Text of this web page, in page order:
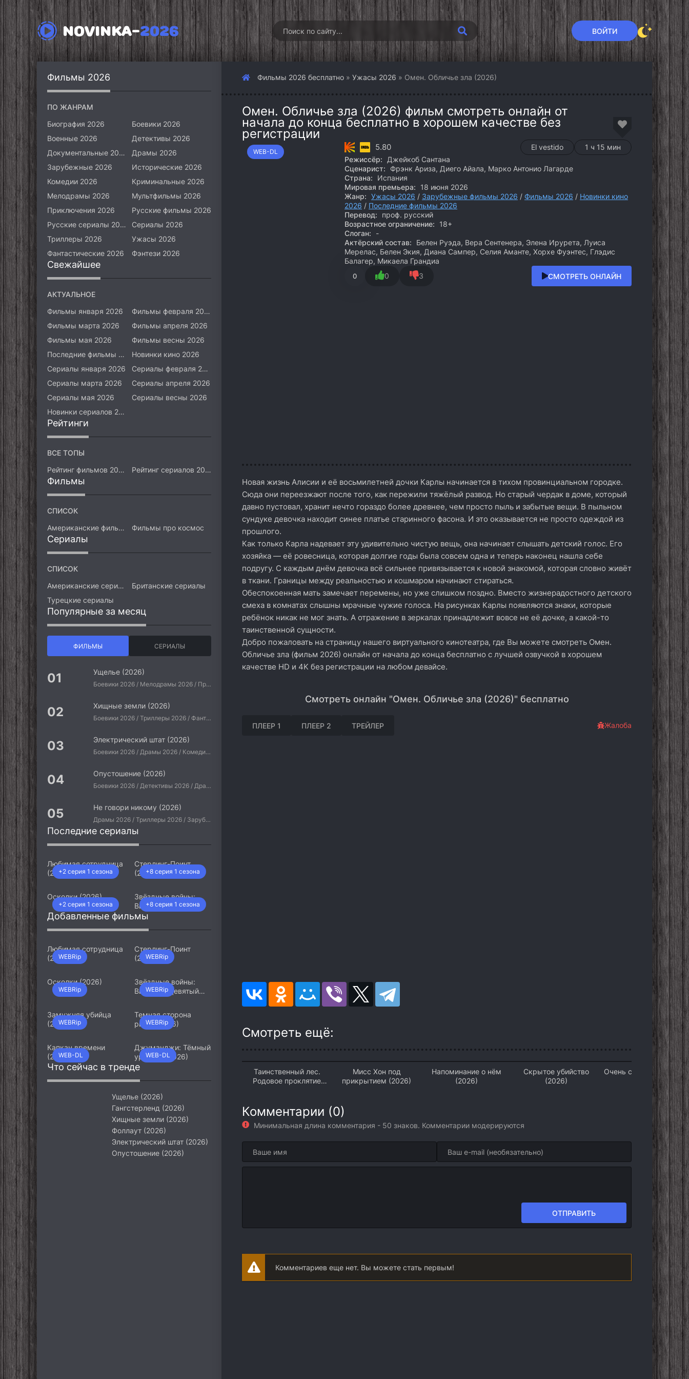
NOVINKA-2026 ВОЙТИ
Фильмы 2026 бесплатно » Ужасы 2026 » Омен. Обличье зла (2026)
Омен. Обличье зла (2026) фильм смотреть онлайн от
начала до конца бесплатно в хорошем качестве без
регистрации
WEB-DL 5.80 El vestido
1 ч 15 мин
Режиссёр:
Джейкоб Сантана
Сценарист:
Фрэнк Ариза, Диего Айала, Марко Антонио Лагарде
Страна:
Испания
Мировая премьера:
18 июня 2026
Жанр: Ужасы 2026 / Зарубежные фильмы 2026 / Фильмы 2026 / Новинки кино
2026 / Последние фильмы 2026
Перевод:
проф. русский
Возрастное ограничение:
18+
Слоган:
-
Актёрский состав:
Белен Руэда, Вера Сентенера, Элена Ирурета, Луиса
Мерелас, Белен Экия, Диана Сампер, Селия Аманте, Хорхе Фуэнтес, Глэдис
Балагер, Микаела Грандиа
0 0 3 СМОТРЕТЬ ОНЛАЙН
Новая жизнь Алисии и её восьмилетней дочки Карлы начинается в тихом провинциальном городке.
Сюда они переезжают после того, как пережили тяжёлый развод. Но старый чердак в доме, который
давно пустовал, хранит нечто гораздо более древнее, чем просто пыль и забытые вещи. В пыльном
сундуке девочка находит синее платье старинного фасона. И это оказывается не просто одеждой из
прошлого.
Как только Карла надевает эту удивительно чистую вещь, она начинает слышать детский голос. Его
хозяйка — её ровесница, которая долгие годы была совсем одна и теперь наконец нашла себе
подругу. С каждым днём девочка всё сильнее привязывается к новой знакомой, которая словно живёт
в ткани. Границы между реальностью и кошмаром начинают стираться.
Обеспокоенная мать замечает перемены, но уже слишком поздно. Вместо жизнерадостного детского
смеха в комнатах слышны мрачные чужие голоса. На рисунках Карлы появляются знаки, которые
ребёнок никак не мог знать. А отражение в зеркалах принадлежит вовсе не её дочке, а какой-то
таинственной сущности.
Добро пожаловать на страницу нашего виртуального кинотеатра, где Вы можете смотреть Омен.
Обличье зла (фильм 2026) онлайн от начала до конца бесплатно с лучшей озвучкой в хорошем
качестве HD и 4K без регистрации на любом девайсе.
Смотреть онлайн "Омен. Обличье зла (2026)" бесплатно
ПЛЕЕР 1 ПЛЕЕР 2 ТРЕЙЛЕР Жалоба
Смотреть ещё:
Таинственный лес.
Родовое проклятие
Мисс Хон под
прикрытием (2026)
Напоминание о нём
(2026)
Скрытое убийство
(2026)
Очень страшное кино 6
(2026)
Комментарии (0)
Минимальная длина комментария - 50 знаков. Комментарии модерируются
ОТПРАВИТЬ
Комментариев еще нет. Вы можете стать первым!
Фильмы 2026
ПО ЖАНРАМ
Биография 2026
Боевики 2026
Военные 2026
Детективы 2026
Документальные 2026
Драмы 2026
Зарубежные 2026
Исторические 2026
Комедии 2026
Криминальные 2026
Мелодрамы 2026
Мультфильмы 2026
Приключения 2026
Русские фильмы 2026
Русские сериалы 2026
Сериалы 2026
Триллеры 2026
Ужасы 2026
Фантастические 2026
Фэнтези 2026
Свежайшее
АКТУАЛЬНОЕ
Фильмы января 2026
Фильмы февраля 2026
Фильмы марта 2026
Фильмы апреля 2026
Фильмы мая 2026
Фильмы весны 2026
Последние фильмы 2026
Новинки кино 2026
Сериалы января 2026
Сериалы февраля 2026
Сериалы марта 2026
Сериалы апреля 2026
Сериалы мая 2026
Сериалы весны 2026
Новинки сериалов 2026
Рейтинги
ВСЕ ТОПЫ
Рейтинг фильмов 2026
Рейтинг сериалов 2026
Фильмы
СПИСОК
Американские фильмы
Фильмы про космос
Сериалы
СПИСОК
Американские сериалы
Британские сериалы
Турецкие сериалы
Популярные за месяц
ФИЛЬМЫ СЕРИАЛЫ
Ущелье (2026)
Боевики 2026 / Мелодрамы 2026 / Приключения 2026 / Ужасы 2026 / Фантастические 2026 / Зарубежные фильмы 2026 / Американские фильмы / Фильмы 2026
Хищные земли (2026)
Боевики 2026 / Триллеры 2026 / Фантастические 2026 / Зарубежные фильмы 2026 / Американские фильмы / Фильмы 2026
Электрический штат (2026)
Боевики 2026 / Драмы 2026 / Комедии 2026 / Приключения 2026 / Фантастические 2026 / Зарубежные фильмы 2026 / Американские фильмы / Фильмы 2026
Опустошение (2026)
Боевики 2026 / Детективы 2026 / Драмы 2026 / Криминальные фильмы 2026 / Триллеры 2026 / Зарубежные фильмы 2026 / Американские фильмы / Фильмы 2026
Не говори никому (2026)
Драмы 2026 / Триллеры 2026 / Зарубежные фильмы 2026 / Американские фильмы / Фильмы 2026
Последние сериалы
+2 серия 1 сезона
Любимая сотрудница
(2026)
+8 серия 1 сезона
Стерлинг-Поинт
(2026)
+2 серия 1 сезона
Осколки (2026)
+8 серия 1 сезона
Звёздные войны:
Видения. Девятый
джедай (2026)
Добавленные фильмы
WEBRip
Любимая сотрудница
(2026)
WEBRip
Стерлинг-Поинт
(2026)
WEBRip
Осколки (2026)
WEBRip
Звёздные войны:
Видения. Девятый
WEBRip
Замужняя убийца
(2026)
WEBRip
Темная сторона
ринга (2026)
WEB-DL
Капкан времени
(2026)
WEB-DL
Джуманджи: Тёмный
уровень (2026)
Что сейчас в тренде
Ущелье (2026)
Гангстерленд (2026)
Хищные земли (2026)
Фоллаут (2026)
Электрический штат (2026)
Опустошение (2026)